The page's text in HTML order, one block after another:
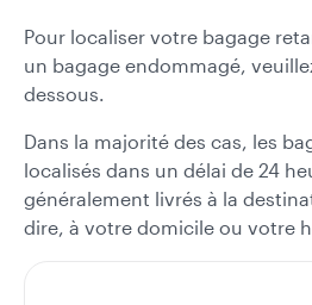
Pour localiser votre bagage
un bagage endommagé,
dessous.
Dans la majorité des cas, les
localisés dans un délai de 24
généralement livrés à la
dire, à votre domicile ou votre